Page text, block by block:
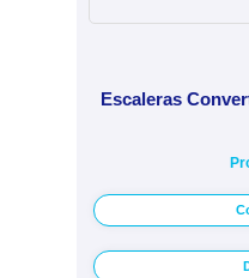
Escaleras